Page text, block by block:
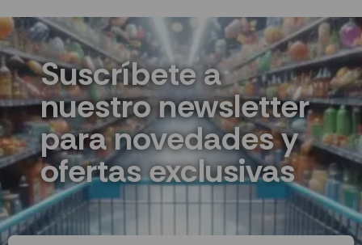
Suscríbete a
nuestro newsletter
para novedades y
ofertas exclusivas